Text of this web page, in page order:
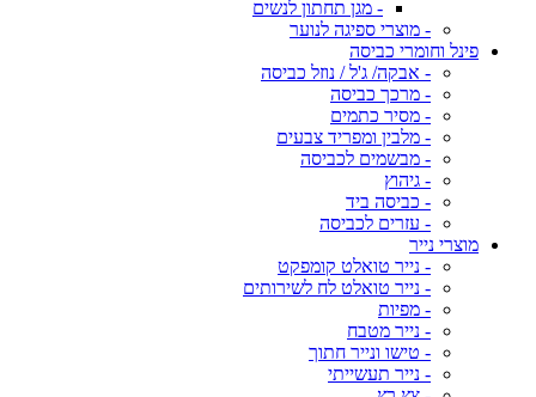
- מגן תחתון לנשים
- מוצרי ספיגה לנוער
פינל וחומרי כביסה
- אבקה/ ג'ל / נוזל כביסה
- מרכך כביסה
- מסיר כתמים
- מלבין ומפריד צבעים
- מבשמים לכביסה
- גיהוץ
- כביסה ביד
- עזרים לכביסה
מוצרי נייר
- נייר טואלט קומפקט
- נייר טואלט לח לשירותים
- מפיות
- נייר מטבח
- טישו ונייר חתוך
- נייר תעשייתי